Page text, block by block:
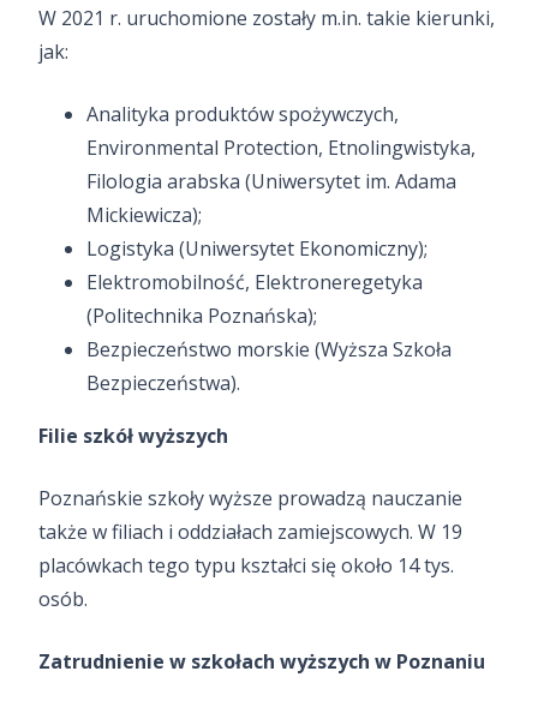
W 2021 r. uruchomione zostały m.in. takie kierunki,
jak:
Analityka produktów spożywczych,
Environmental Protection, Etnolingwistyka,
Filologia arabska (Uniwersytet im. Adama
Mickiewicza);
Logistyka (Uniwersytet Ekonomiczny);
Elektromobilność, Elektroneregetyka
(Politechnika Poznańska);
Bezpieczeństwo morskie (Wyższa Szkoła
Bezpieczeństwa).
Filie szkół wyższych
Poznańskie szkoły wyższe prowadzą nauczanie
także w filiach i oddziałach zamiejscowych. W 19
placówkach tego typu kształci się około 14 tys.
osób.
Zatrudnienie w szkołach wyższych w Poznaniu